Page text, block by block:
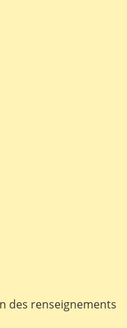
des renseignements